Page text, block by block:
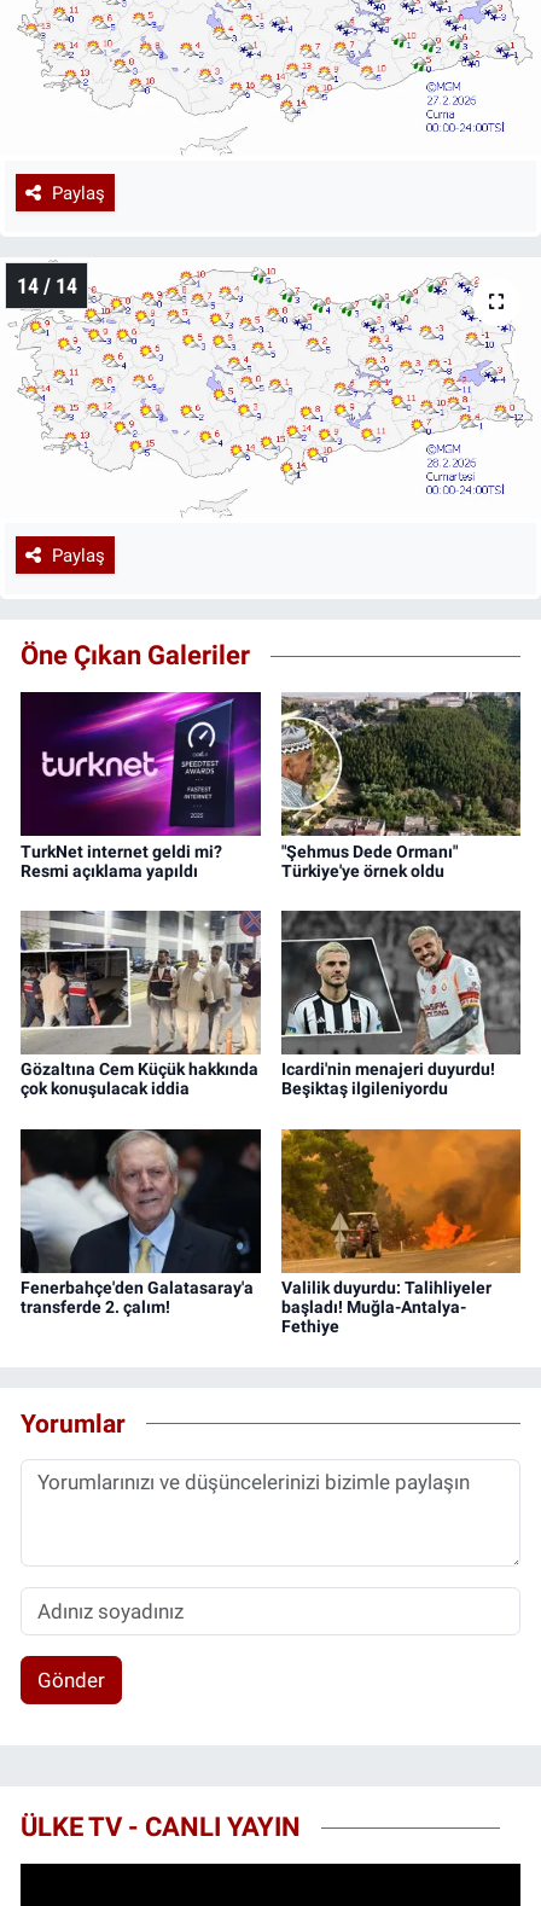
Paylaş
14 / 14
Paylaş
Öne Çıkan Galeriler
TurkNet internet geldi mi?
Resmi açıklama yapıldı
"Şehmus Dede Ormanı"
Türkiye'ye örnek oldu
Gözaltına Cem Küçük hakkında
çok konuşulacak iddia
Icardi'nin menajeri duyurdu!
Beşiktaş ilgileniyordu
Fenerbahçe'den Galatasaray'a
transferde 2. çalım!
Valilik duyurdu: Talihliyeler
başladı! Muğla-Antalya-
Fethiye
Yorumlar
Gönder
ÜLKE TV - CANLI YAYIN